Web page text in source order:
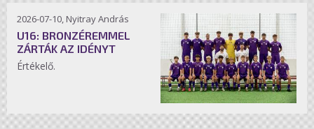
2026-07-10, Nyitray András
U16: BRONZÉREMMEL
ZÁRTÁK AZ IDÉNYT
Értékelő.